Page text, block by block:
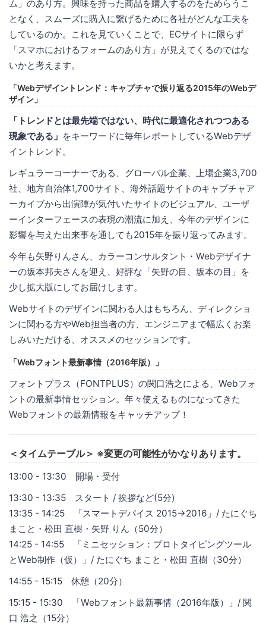
ム」のあり方。興味を持った商品を購入するのをためらうこ
となく、スムーズに購入に繋げるために各社がどんな工夫を
しているのか。これを見ていくことで、ECサイトに限らず
「スマホにおけるフォームのあり方」が見えてくるのではな
いかと考えます。
「Webデザイントレンド：キャプチャで振り返る2015年のWebデ
ザイン」
「トレンドとは最先端ではない、時代に最適化されつつある
現象である」 をキーワードに毎年レポートしているWebデザ
イントレンド。
レギュラーコーナーである、グローバル企業、上場企業3,700
社、地方自治体1,700サイト、海外話題サイトのキャプチャア
ーカイブから出演陣が気付いたサイトのビジュアル、ユーザ
ーインターフェースの表現の潮流に加え、今年のデザインに
影響を与えた出来事を通しても2015年を振り返ってみます。
今年も矢野りんさん、カラーコンサルタント・Webデザイナ
ーの坂本邦夫さんを迎え、好評な「矢野の目、坂本の目」を
少し拡大版にしてお届けします。
Webサイトのデザインに関わる人はもちろん、ディレクショ
ンに関わる方やWeb担当者の方、エンジニアまで幅広くお楽
しみいただける、オススメのセッションです。
「Webフォント最新事情（2016年版）」
フォントプラス（FONTPLUS）の関口浩之による、Webフォ
ントの最新事情セッション。年々使えるものになってきた
Webフォントの最新情報をキャッチアップ！
＜タイムテーブル＞ ※変更の可能性がかなりあります。
13:00 - 13:30 開場・受付
13:30 - 13:35 スタート / 挨拶など(5分)
13:35 - 14:25 「スマートデバイス 2015→2016」/ たにぐち
まこと・松田 直樹・矢野 りん（50分）
14:25 - 14:55 「ミニセッション：プロトタイピングツール
とWeb制作（仮）」/ たにぐち まこと・松田 直樹（30分）
14:55 - 15:15 休憩（20分）
15:15 - 15:30 「Webフォント最新事情（2016年版）」/ 関
口 浩之（15分）